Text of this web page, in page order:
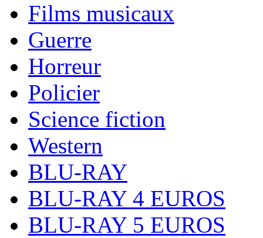
Films musicaux
Guerre
Horreur
Policier
Science fiction
Western
BLU-RAY
BLU-RAY 4 EUROS
BLU-RAY 5 EUROS